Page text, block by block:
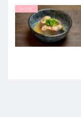
レシピ